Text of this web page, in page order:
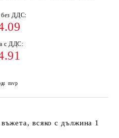
без ДДС:
с ДДС:
mvp
всяко с дължина 1